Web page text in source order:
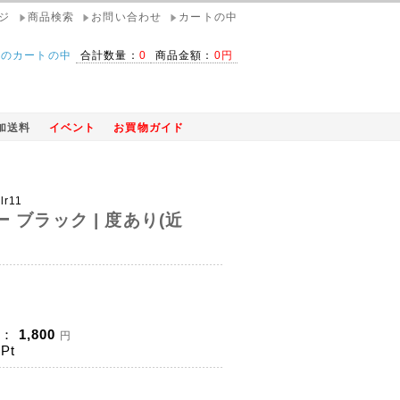
商品検索 お問い合わせ カートの中
カートの中 合計数量： 0 商品金額： 0円
送料 イベント お買物ガイド
ブラック | 度あり(近
1,800 円